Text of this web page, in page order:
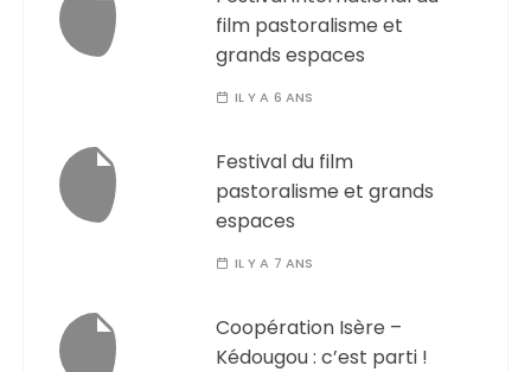
film pastoralisme et
grands espaces
IL Y A 6 ANS
Festival du film
pastoralisme et grands
espaces
IL Y A 7 ANS
Coopération Isère –
Kédougou : c’est parti !